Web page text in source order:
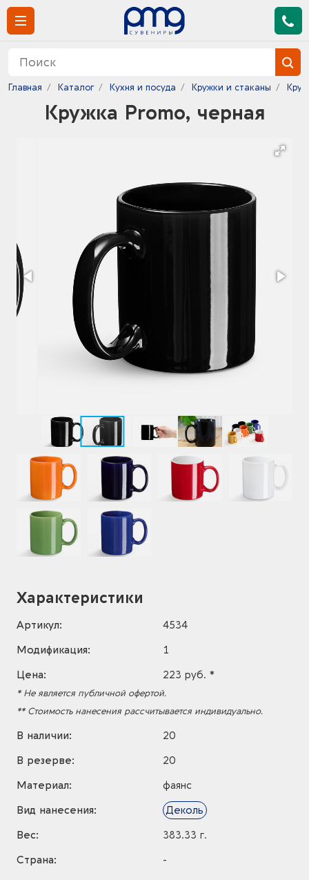
Главная Каталог Кухня и посуда Кружки и стаканы
Кружка Promo, черная
Характеристики
Артикул:
4534
Модификация:
1
Цена:
223 руб. *
* Не является публичной офертой.
** Стоимость нанесения рассчитывается индивидуально.
В наличии:
20
В резерве:
20
Материал:
фаянс
Вид нанесения:
Деколь
Вес:
383.33 г.
Страна:
-